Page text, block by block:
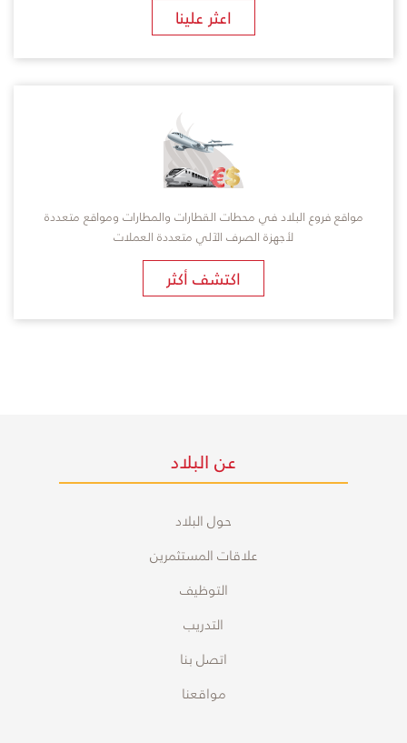
​اعثر علينا
مواقع فروع البلاد في محطات القطارات والمطارات ومواقع متعددة
لأجهزة الصرف الآلي متعددة العملات
اكتشف أكثر
عن البلاد
حول البلاد
علاقات المستثمرين
التوظيف
التدريب
اتصل بنا
مواقعنا